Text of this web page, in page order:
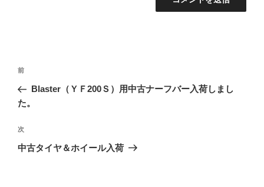
投
ナ
ゲ
ー
過
去
の
稿
前
Blaster（ＹＦ200Ｓ）用中古ナーフバー入荷しまし
た。
次
の
次
中古タイヤ＆ホイール入荷